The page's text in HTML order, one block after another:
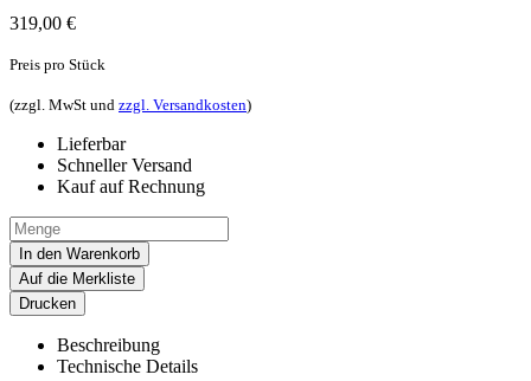
319,00 €
Preis pro Stück
(zzgl. MwSt und zzgl. Versandkosten)
Lieferbar
Schneller Versand
Kauf auf Rechnung
In den Warenkorb
Auf die Merkliste
Drucken
Beschreibung
Technische Details